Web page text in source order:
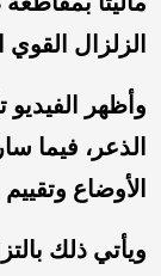
الزلزال
وأظهر
الذعر، فيما
الأوضاع
ويأتي ذلك